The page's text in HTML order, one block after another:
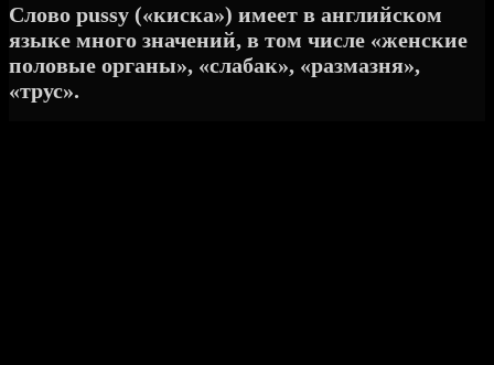
Слово pussy («киска») имеет в английском
языке много значений, в том числе «женские
половые органы», «слабак», «размазня»,
«трус».